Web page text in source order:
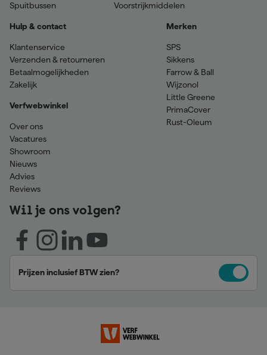
Spuitbussen
Voorstrijkmiddelen
Hulp & contact
Klantenservice
Verzenden & retourneren
Betaalmogelijkheden
Zakelijk
Verfwebwinkel
Over ons
Vacatures
Showroom
Nieuws
Advies
Reviews
Merken
SPS
Sikkens
Farrow & Ball
Wijzonol
Little Greene
PrimaCover
Rust-Oleum
Wil je ons volgen?
Prijzen inclusief BTW zien?